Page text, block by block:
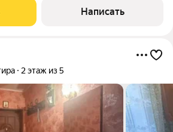
обновлены: заменена вся
трубы,
Написать
2 этаж из 5